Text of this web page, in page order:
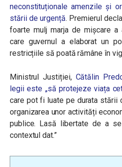
neconstituționale amenzile și
stării de urgență. Premierul
foarte mulj marja de mișcare a
care guvernul a elaborat un
restricțiile să poată rămâne în
Ministrul Justiției, Cătălin
legii este „să protejeze viața
care pot fi luate pe durata stării
organizarea unor activități
publice. Lasă libertate de a
contextul dat.”